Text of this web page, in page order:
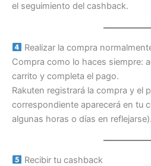
el seguimiento del cashback.
Realizar la compra
Compra como lo haces siempre:
carrito y completa el pago.
Rakuten registrará la compra y el
correspondiente aparecerá en tu
algunas horas o días en reflejarse).
Recibir tu cashback